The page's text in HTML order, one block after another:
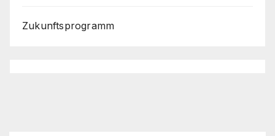
Zukunftsprogramm